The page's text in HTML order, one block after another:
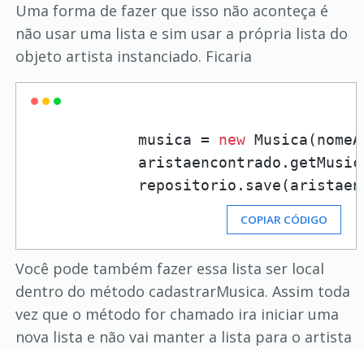
Uma forma de fazer que isso não aconteça é
não usar uma lista e sim usar a própria lista do
objeto artista instanciado. Ficaria
            musica =
new
COPIAR CÓDIGO
Você pode também fazer essa lista ser local
dentro do método cadastrarMusica. Assim toda
vez que o método for chamado ira iniciar uma
nova lista e não vai manter a lista para o artista